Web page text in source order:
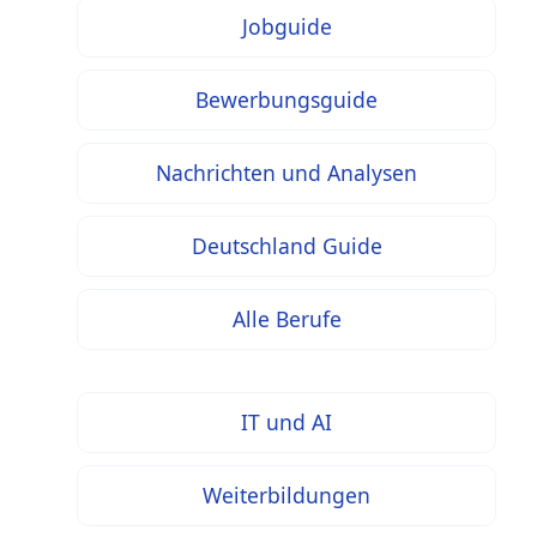
Jobguide
Bewerbungsguide
Nachrichten und Analysen
Deutschland Guide
Alle Berufe
IT und AI
Weiterbildungen